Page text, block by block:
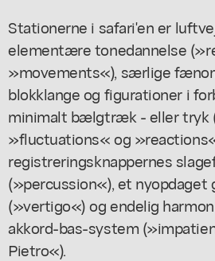
Stationerne i safari'en er
elementære tonedannelse
»movements«), særlige
blokklange og figurationer i
minimalt bælgtræk - eller tryk
»fluctuations« og
registreringsknappernes
(»percussion«), et nyopdaget
(»vertigo«) og endelig
akkord-bas-system
Pietro«).